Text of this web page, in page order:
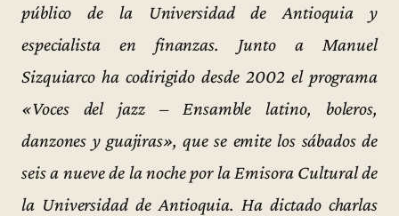
público de la Universidad de Antioquia y
especialista en finanzas. Junto a Manuel
Sizquiarco ha codirigido desde 2002 el programa
«Voces del jazz – Ensamble latino, boleros,
danzones y guajiras», que se emite los sábados de
seis a nueve de la noche por la Emisora Cultural de
la Universidad de Antioquia. Ha dictado charlas